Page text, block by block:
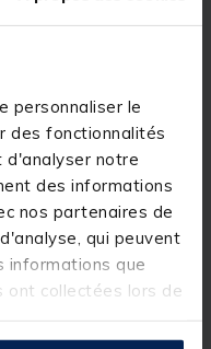
personnaliser le
des fonctionnalités
d'analyser notre
des informations
nos partenaires de
qui peuvent
informations que
ont collectées lors de
à la corrosion.
fabriqués au
et un piquant